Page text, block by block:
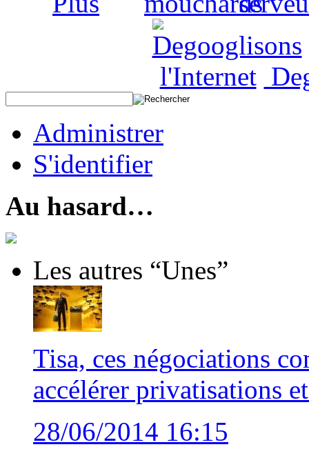
Administrer
S'identifier
Au hasard…
Les autres “Unes”
Tisa, ces négociations
accélérer privatisations
28/06/2014 16:15